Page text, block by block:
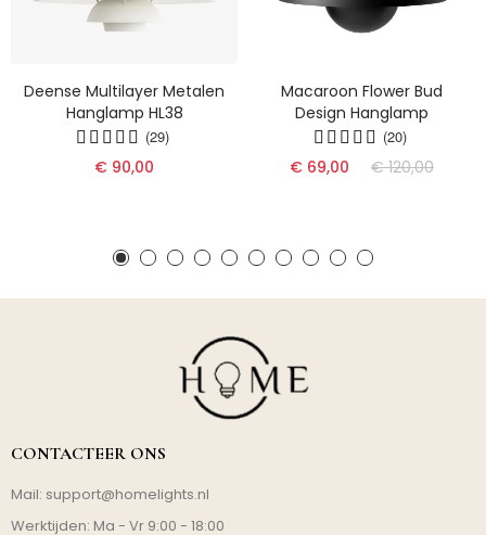
Deense Multilayer Metalen
Hanglamp HL38
(29)
€ 90,00
Macaroon Flower Bud
Design Hanglamp
(20)
€ 69,00 € 120,00
CONTACTEER ONS
Mail: support@homelights.nl
Werktijden: Ma - Vr 9:00 - 18:00